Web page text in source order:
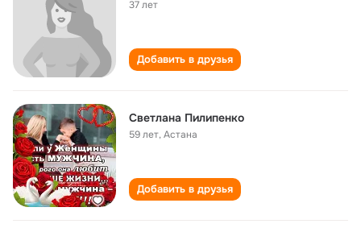
37 лет
Добавить в друзья
Светлана Пилипенко
59 лет,Астана
Добавить в друзья